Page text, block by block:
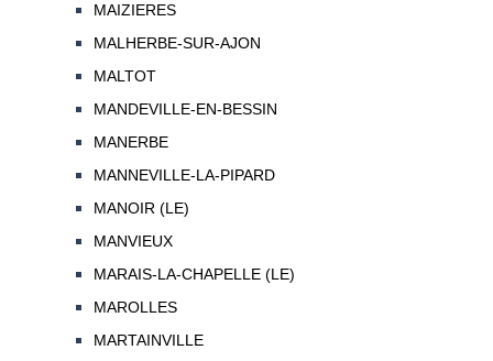
MAIZIERES
MALHERBE-SUR-AJON
MALTOT
MANDEVILLE-EN-BESSIN
MANERBE
MANNEVILLE-LA-PIPARD
MANOIR (LE)
MANVIEUX
MARAIS-LA-CHAPELLE (LE)
MAROLLES
MARTAINVILLE